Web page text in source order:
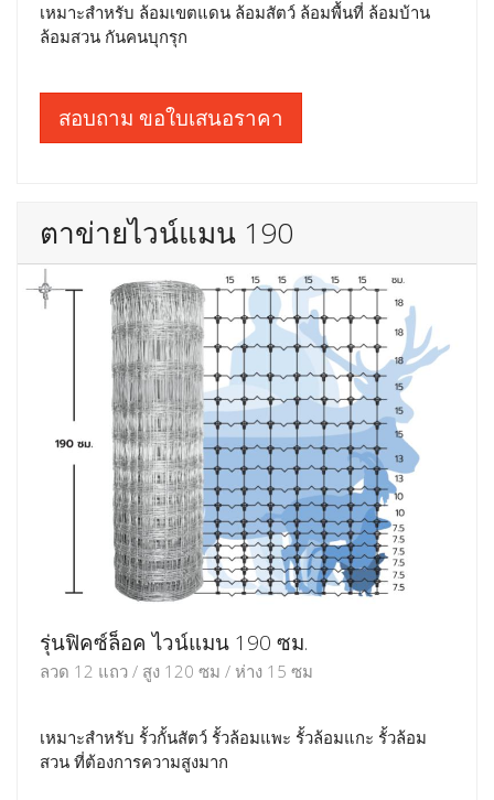
เหมาะสำหรับ ล้อมเขตแดน ล้อมสัตว์ ล้อมพื้นที่ ล้อมบ้าน
ล้อมสวน กันคนบุกรุก
สอบถาม ขอใบเสนอราคา
ตาข่ายไวน์แมน 190
รุ่นฟิคซ์ล็อค ไวน์แมน 190 ซม.
ลวด 12 แถว / สูง 120 ซม / ห่าง 15 ซม
เหมาะสำหรับ รั้วกั้นสัตว์ รั้วล้อมแพะ รั้วล้อมแกะ รั้วล้อม
สวน ที่ต้องการความสูงมาก